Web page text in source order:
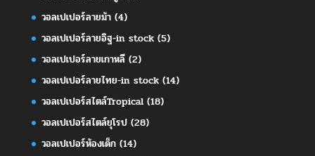
วอลเปเปอร์ลายม้า(4)
วอลเปเปอร์ลายอิฐ-in stock(5)
วอลเปเปอร์ลายเกาหลี(2)
วอลเปเปอร์ลายไทย-in stock(14)
วอลเปเปอร์สไตล์Tropical(18)
วอลเปเปอร์สไตล์ยุโรป(28)
วอลเปเปอร์ห้องเด็ก(14)